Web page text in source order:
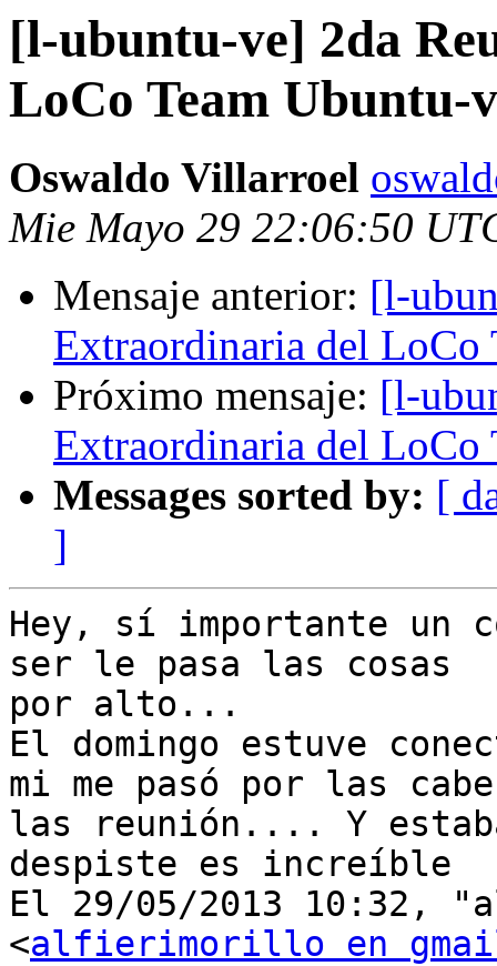
[l-ubuntu-ve] 2da
LoCo Team Ubuntu-
Oswaldo Villarroel
Mie Mayo 29 22:06:50
Mensaje anterior: [l-
Extraordinaria del LoCo
Próximo mensaje: [l-
Extraordinaria del LoCo
Messages sorted by: [
]
Hey, sí importante un
ser le pasa las cosas
por alto...
El domingo estuve
mi me pasó por las
las reunión.... Y
despiste es increíble
El 29/05/2013 10:32,
<alfierimorillo en